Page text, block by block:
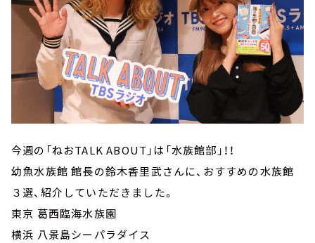
今週の「ねおTALK ABOUT」は「水族館部」！！
幼魚水族館 館長の鈴木香里武さんに、おすすめの水族館
３選、紹介していただきました。
東京 葛西臨海水族園
横浜 八景島シーパラダイス